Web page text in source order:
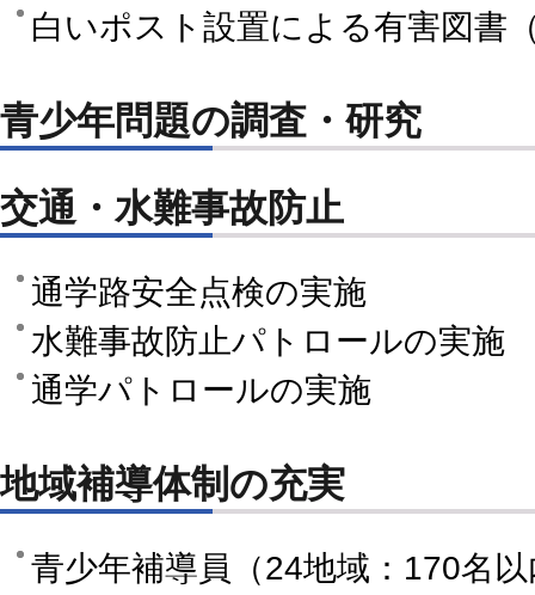
白いポスト設置による有害図書
青少年問題の調査・研究
交通・水難事故防止
通学路安全点検の実施
水難事故防止パトロールの実施
通学パトロールの実施
地域補導体制の充実
青少年補導員（24地域：170名